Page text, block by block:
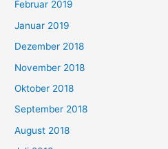
Februar 2019
Januar 2019
Dezember 2018
November 2018
Oktober 2018
September 2018
August 2018